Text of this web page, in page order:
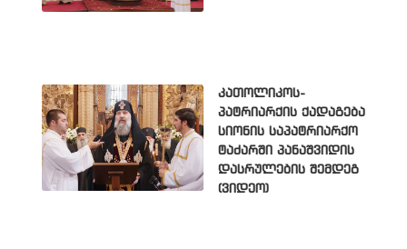
კათოლიკოს-
პატრიარქის ქადაგება
სიონის საპატრიარქო
ტაძარში პანაშვიდის
დასრულების შემდეგ
(ვიდეო)